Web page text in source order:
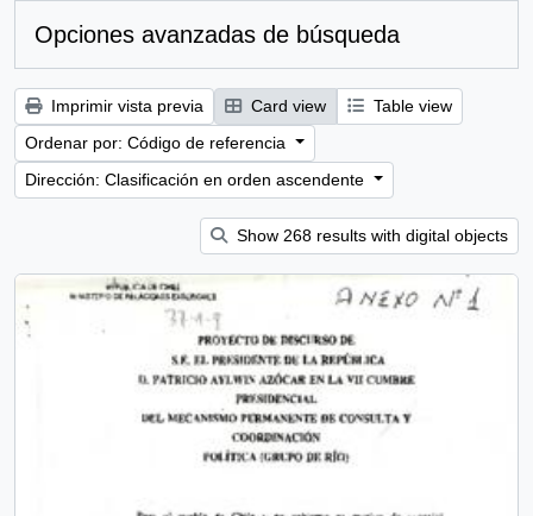
Opciones avanzadas de búsqueda
Imprimir vista previa Card view
Table view
Ordenar por: Código de referencia
Dirección: Clasificación en orden ascendente
Show 268 results with digital objects